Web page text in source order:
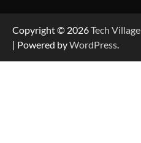
Copyright © 2026Tech Village
| Powered byWordPress